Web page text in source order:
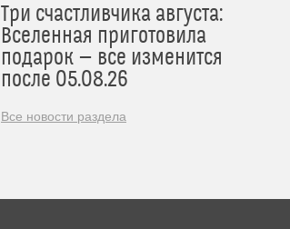
Три счастливчика августа:
Вселенная приготовила
подарок — все изменится
после 05.08.26
Все новости раздела